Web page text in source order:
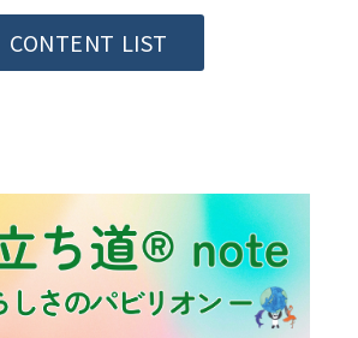
CONTENT LIST